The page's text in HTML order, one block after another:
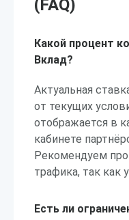
(FAQ)
Какой процент
Вклад?
Актуальная
от текущих
отображается в
кабинете
Рекомендуем
трафика, так как
Есть ли